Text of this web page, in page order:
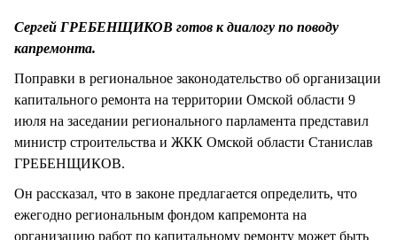
СТИЛЬ ЖИЗНИ
Сергей ГРЕБЕНЩИКОВ готов к диалогу по поводу
капремонта.
Поправки в региональное законодательство об организации
капитального ремонта на территории Омской области 9
июля на заседании регионального парламента представил
министр строительства и ЖКК Омской области Станислав
ГРЕБЕНЩИКОВ.
Он рассказал, что в законе предлагается определить, что
ежегодно региональным фондом капремонта на
организацию работ по капитальному ремонту может быть